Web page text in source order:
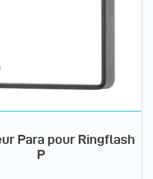
Para pour Ringflash
P